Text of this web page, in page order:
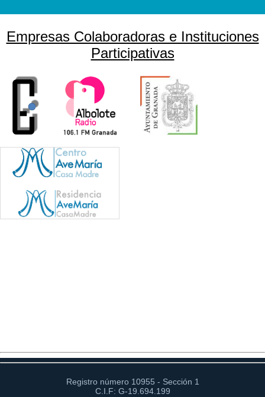
Empresas Colaboradoras e Instituciones
Participativas
Registro número 10955 - Sección 1
C.I.F: G-19.694.199